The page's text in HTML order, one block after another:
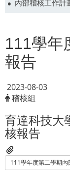
內部稽核工作計
111學年
報告
2023-08-03
稽核組
育達科技大
核報告
111學年度第二學期